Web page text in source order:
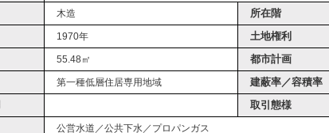
木造
所在階
1970年
土地権利
55.48㎡
都市計画
第一種低層住居専用地域
建蔽率／容積率
取引態様
公営水道／公共下水／プロパンガス